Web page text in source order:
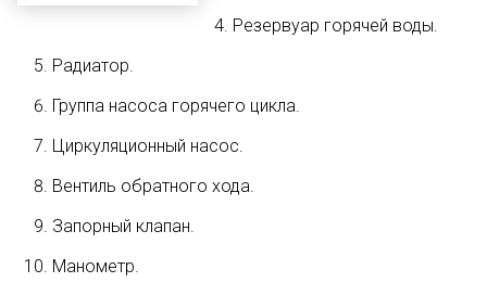
Резервуар горячей воды.
Радиатор.
Группа насоса горячего цикла.
Циркуляционный насос.
Вентиль обратного хода.
Запорный клапан.
Манометр.